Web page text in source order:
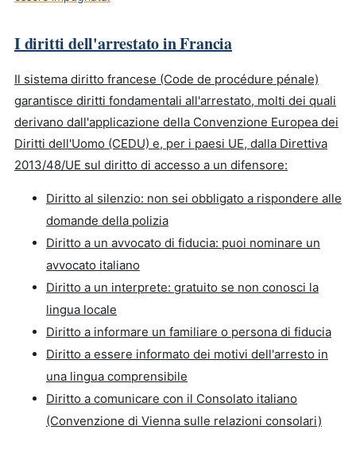
I diritti dell'arrestato in Francia
Il sistema diritto francese (Code de procédure pénale)
garantisce diritti fondamentali all'arrestato, molti dei quali
derivano dall'applicazione della Convenzione Europea dei
Diritti dell'Uomo (CEDU) e, per i paesi UE, dalla Direttiva
2013/48/UE sul diritto di accesso a un difensore:
Diritto al silenzio: non sei obbligato a rispondere alle
domande della polizia
Diritto a un avvocato di fiducia: puoi nominare un
avvocato italiano
Diritto a un interprete: gratuito se non conosci la
lingua locale
Diritto a informare un familiare o persona di fiducia
Diritto a essere informato dei motivi dell'arresto in
una lingua comprensibile
Diritto a comunicare con il Consolato italiano
(Convenzione di Vienna sulle relazioni consolari)